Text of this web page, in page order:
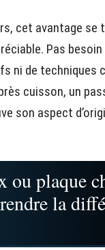
cet avantage se
Pas
ni de techniques
cuisson, un
son aspect
ou plaque
la